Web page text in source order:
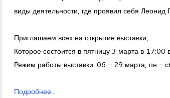
виды деятельности, где проявил себя Леонид
Приглашаем всех на открытие выставки,
Которое состоится в пятницу 3 марта в 17:00
Режим работы выставки: 06 – 29 марта, пн –
Подробнее...